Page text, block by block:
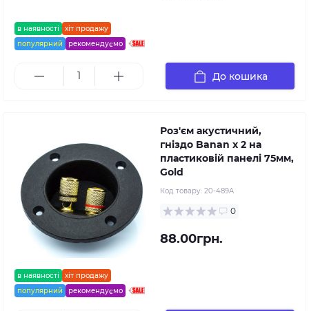
в наявності
хіт продажу
популярний
рекомендуємо
До кошика
в наявності
хіт продажу
популярний
рекомендуємо
Роз'єм акустичний,
гніздо Banan x 2 на
пластиковій панелі 75мм,
Gold
Код товару: 20-489A
0
88.00грн.